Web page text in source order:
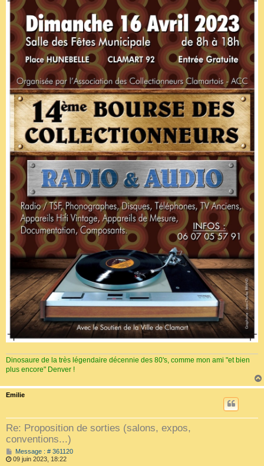
Dinosaure de la très légendaire décennie des 80's, comme mon ami "et bien
plus encore" Denver !
Emilie
Re: Proposition de sorties (salons, expos,
conventions...)
Message : # 361120M
09 juin 2023, 18:22